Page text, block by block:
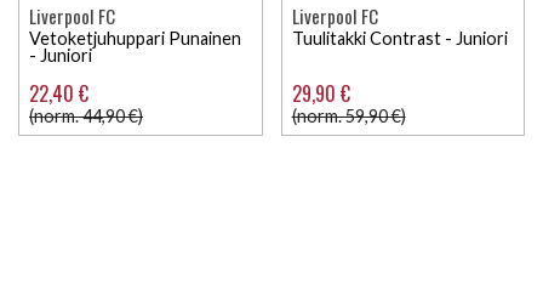
Liverpool FC
Vetoketjuhuppari Punainen
- Juniori
22,40 €
(norm. 44,90 €)
Liverpool FC
Tuulitakki Contrast - Juniori
29,90 €
(norm. 59,90 €)